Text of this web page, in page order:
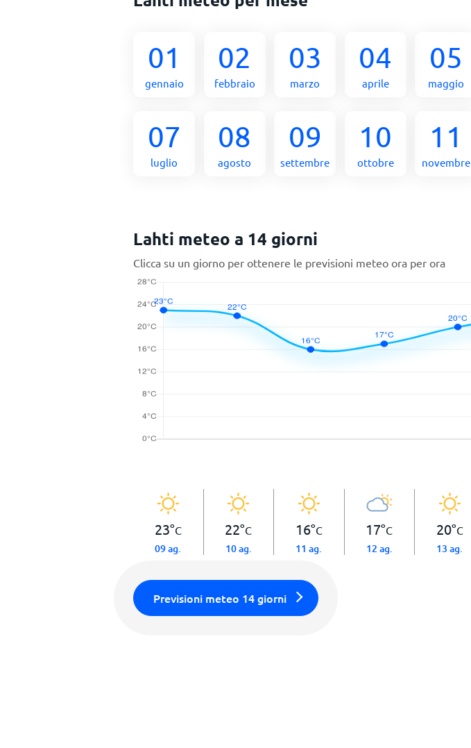
01
gennaio
02
febbraio
03
marzo
04
aprile
05
maggio
07
luglio
08
agosto
09
settembre
10
ottobre
11
novembre
Lahti meteo a 14 giorni
Clicca su un giorno per ottenere le previsioni meteo ora per ora
23°C
09 ag.
22°C
10 ag.
16°C
11 ag.
17°C
12 ag.
20°C
13 ag.
Previsioni meteo 14 giorni